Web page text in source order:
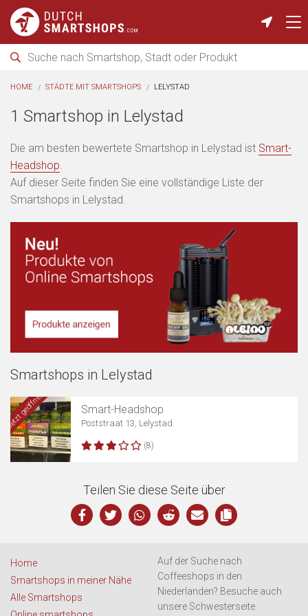
HOME STÄDTE MIT SMARTSHOPS LELYSTAD
1 Smartshop in Lelystad
Die am besten bewertete Smartshop in Lelystad ist Smart-
Headshop.
Auf dieser Seite finden Sie eine vollständige Liste der
Smartshops in Lelystad.
Smartshops in Lelystad
Jetzt geöffnet Smart-Headshop
Poststraat 13, Lelystad
(8)
Teilen Sie diese Seite über
Home
Smartshops in meiner Nähe
Alle Smartshops
Auf der Suche nach
Coffeeshops in den
Niederlanden? Besuche auch
unsere Schwesterseite